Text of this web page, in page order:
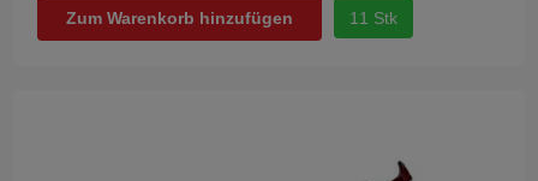
Zum Warenkorb hinzufügen 11 Stk